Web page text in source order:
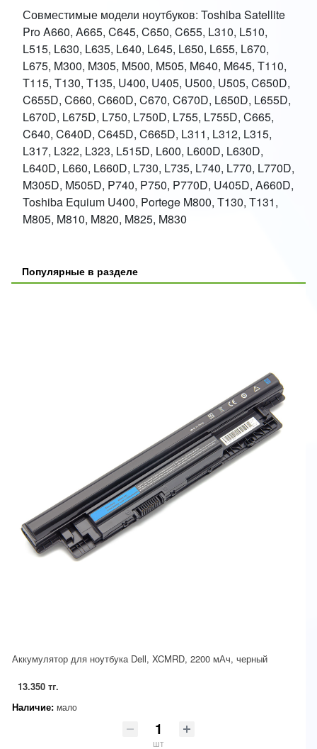
Совместимые модели ноутбуков: Toshiba Satellite
Pro A660, A665, C645, C650, C655, L310, L510,
L515, L630, L635, L640, L645, L650, L655, L670,
L675, M300, M305, M500, M505, M640, M645, T110,
T115, T130, T135, U400, U405, U500, U505, C650D,
C655D, C660, C660D, C670, C670D, L650D, L655D,
L670D, L675D, L750, L750D, L755, L755D, C665,
C640, C640D, C645D, C665D, L311, L312, L315,
L317, L322, L323, L515D, L600, L600D, L630D,
L640D, L660, L660D, L730, L735, L740, L770, L770D,
M305D, M505D, P740, P750, P770D, U405D, A660D,
Toshiba Equium U400, Portege M800, T130, T131,
M805, M810, M820, M825, M830
Популярные в разделе
Аккумулятор для ноутбука Dell, XCMRD, 2200 мАч, черный
13.350 тг.
Наличие: мало
шт